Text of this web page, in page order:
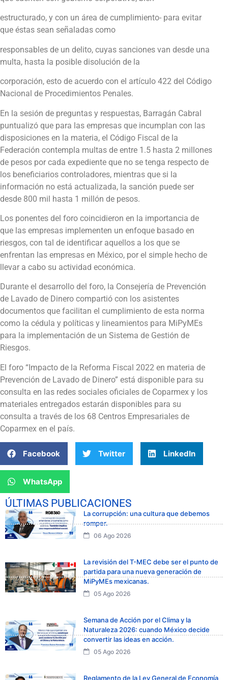
estructurado, y con un área de cumplimiento- para evitar
que éstas sean señaladas como
responsables de un delito, cuyas sanciones van desde una
multa, hasta la posible disolución de la
corporación, esto de acuerdo con el artículo 422 del Código
Nacional de Procedimientos Penales.
En la sesión de preguntas y respuestas, Barragán Cabral
puntualizó que para las empresas que incumplan con las
disposiciones en la materia, el Código Fiscal de la
Federación contempla multas de entre 1.5 hasta 2 millones
de pesos por cada expediente que no se tenga respecto de
los beneficiarios controladores, mientras que si la
información no está actualizada, la sanción puede ser
desde 800 mil hasta 1 millón de pesos.
Los ponentes del foro coincidieron en la importancia de
que las empresas implementen un enfoque basado en
riesgos, con tal de identificar aquellos a los que se
enfrentan las empresas en México, por el simple hecho de
llevar a cabo su actividad económica.
Durante el desarrollo del foro, la Consejería de Prevención
de Lavado de Dinero compartió con los asistentes
documentos que facilitan el cumplimiento de esta norma
como la cédula y políticas y lineamientos para MiPyMEs
para la implementación de un Sistema de Gestión de
Riesgos.
El foro “Impacto de la Reforma Fiscal 2022 en materia de
Prevención de Lavado de Dinero” está disponible para su
consulta en las redes sociales oficiales de Coparmex y los
materiales entregados estarán disponibles para su
consulta a través de los 68 Centros Empresariales de
Coparmex en el país.
Facebook Twitter LinkedIn
WhatsApp
ÚLTIMAS PUBLICACIONES
La corrupción: una cultura que debemos
romper.
06 Ago 2026
La revisión del T-MEC debe ser el punto de
partida para una nueva generación de
MiPyMEs mexicanas.
05 Ago 2026
Semana de Acción por el Clima y la
Naturaleza 2026: cuando México decide
convertir las ideas en acción.
05 Ago 2026
Reglamento de la Ley General de Economía